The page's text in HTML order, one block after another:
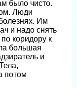
было чисто.
Люди
Им
и надо снять
коридору к
большая
и
потом